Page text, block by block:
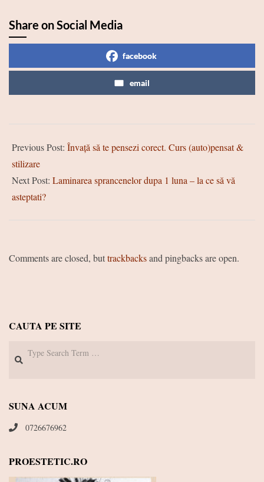
Share on Social Media
facebook
email
01-
19
Previous Post: Învață să te pensezi corect. Curs (auto)pensat &
stilizare
Next Post: Laminarea sprancenelor dupa 1 luna – la ce să vă
asteptati?
Comments are closed, buttrackbacksand pingbacks are open.
CAUTA PE SITE
SUNA ACUM
0726676962
PROESTETIC.RO